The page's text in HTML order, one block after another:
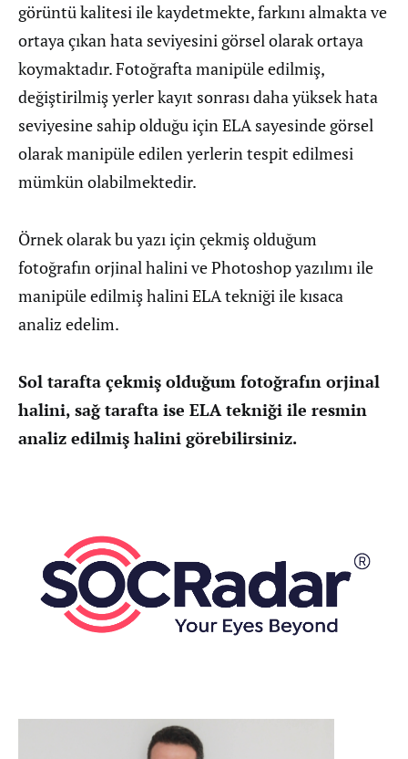
görüntü kalitesi ile kaydetmekte, farkını almakta ve
ortaya çıkan hata seviyesini görsel olarak ortaya
koymaktadır. Fotoğrafta manipüle edilmiş,
değiştirilmiş yerler kayıt sonrası daha yüksek hata
seviyesine sahip olduğu için ELA sayesinde görsel
olarak manipüle edilen yerlerin tespit edilmesi
mümkün olabilmektedir.
Örnek olarak bu yazı için çekmiş olduğum
fotoğrafın orjinal halini ve Photoshop yazılımı ile
manipüle edilmiş halini ELA tekniği ile kısaca
analiz edelim.
Sol tarafta çekmiş olduğum fotoğrafın orjinal
halini, sağ tarafta ise ELA tekniği ile resmin
analiz edilmiş halini görebilirsiniz.